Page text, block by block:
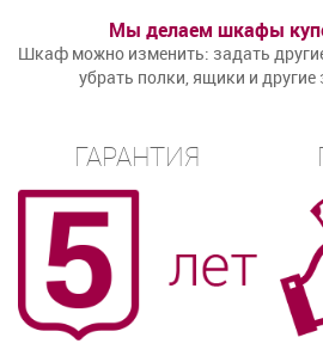
Мы делаем шкафы
Шкаф можно изменить: задать
убрать полки, ящики и
ГАРАНТИЯ